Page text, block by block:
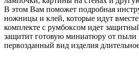
В этом Вам поможет подробная
ножницы и клей, которые идут
комплекте с румбоксом идет
защитит готовую миниатюру от пыли
первозданный вид изделия